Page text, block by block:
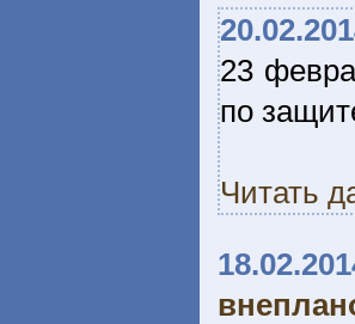
23
по
Читать